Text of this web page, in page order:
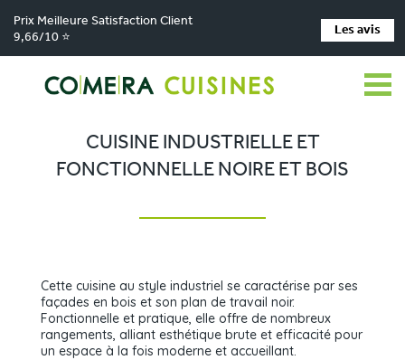
Prix Meilleure Satisfaction Client
9,66/10 ⭐
Les avis
Comera Cuisines > Nos magasins de cuisine > Cuisiniste CHOISEY
Réalisations > Cuisine industrielle et fonctionnelle noire et bois
CUISINE INDUSTRIELLE ET
FONCTIONNELLE NOIRE ET BOIS
Cette cuisine au style industriel se caractérise par ses
façades en bois et son plan de travail noir.
Fonctionnelle et pratique, elle offre de nombreux
rangements, alliant esthétique brute et efficacité pour
un espace à la fois moderne et accueillant.